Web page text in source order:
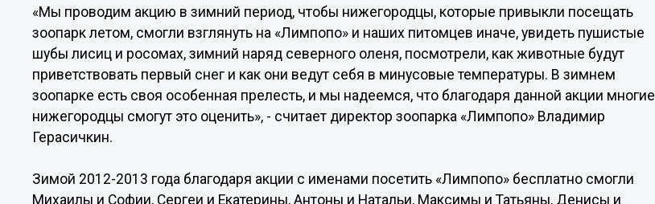
«Мы проводим акцию в зимний период, чтобы нижегородцы, которые привыкли посещать
зоопарк летом, смогли взглянуть на «Лимпопо» и наших питомцев иначе, увидеть пушистые
шубы лисиц и росомах, зимний наряд северного оленя, посмотрели, как животные будут
приветствовать первый снег и как они ведут себя в минусовые температуры. В зимнем
зоопарке есть своя особенная прелесть, и мы надеемся, что благодаря данной акции многие
нижегородцы смогут это оценить», - считает директор зоопарка «Лимпопо» Владимир
Герасичкин.
Зимой 2012-2013 года благодаря акции с именами посетить «Лимпопо» бесплатно смогли
Михаилы и Софии, Сергеи и Екатерины, Антоны и Натальи, Максимы и Татьяны, Денисы и